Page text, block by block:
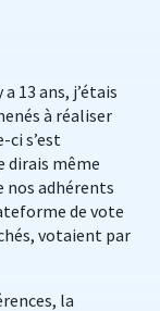
13 ans, j’étais
à réaliser
ci s’est
dirais même
nos adhérents
de vote
votaient par
la